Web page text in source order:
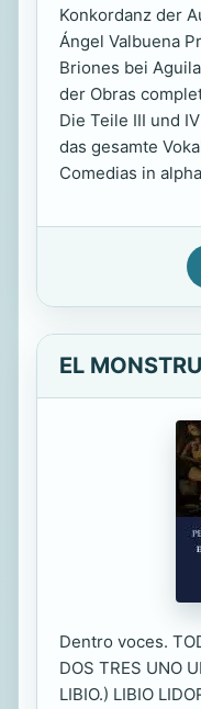
Konkordanz der
Ángel Valbuena
Briones bei
der Obras
Die Teile III und
das gesamte
Comedias in
EL
Dentro voces.
DOS TRES UNO
LIBIO.) LIBIO